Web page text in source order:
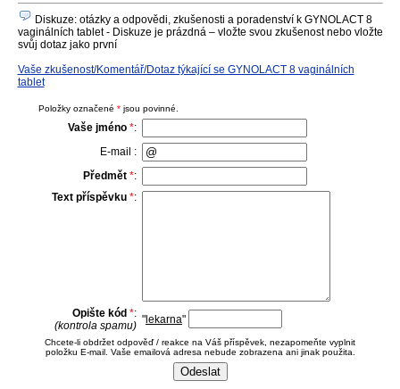
Diskuze: otázky a odpovědi, zkušenosti a poradenství k GYNOLACT 8
vaginálních tablet - Diskuze je prázdná – vložte svou zkušenost nebo vložte
svůj dotaz jako první
Vaše zkušenost/Komentář/Dotaz týkající se GYNOLACT 8 vaginálních
tablet
Položky označené * jsou povinné.
Vaše jméno *:
E-mail :
Předmět *:
Text příspěvku *:
Opište kód *:
(kontrola spamu) " lekarna"
Chcete-li obdržet odpověď / reakce na Váš příspěvek, nezapomeňte vyplnit
položku E-mail. Vaše emailová adresa nebude zobrazena ani jinak použita.